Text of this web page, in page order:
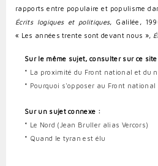
rapports entre populaire et populisme
Écrits logiques et politiques, Galilée,
« Les années trente sont devant nous »,
Sur le même sujet, consulter sur ce site
* La proximité du Front national et du
* Pourquoi s'opposer au Front national
Sur un sujet connexe :
* Le Nord (Jean Bruller alias Vercors)
* Quand le tyran est élu